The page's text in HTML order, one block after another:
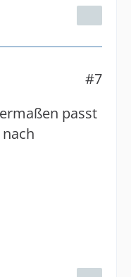
#7
passt